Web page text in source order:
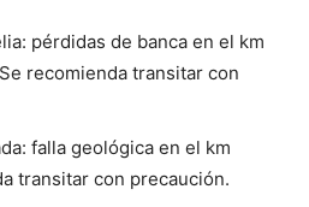
pérdidas de banca en el km
recomienda transitar con
falla geológica en el km
transitar con precaución.